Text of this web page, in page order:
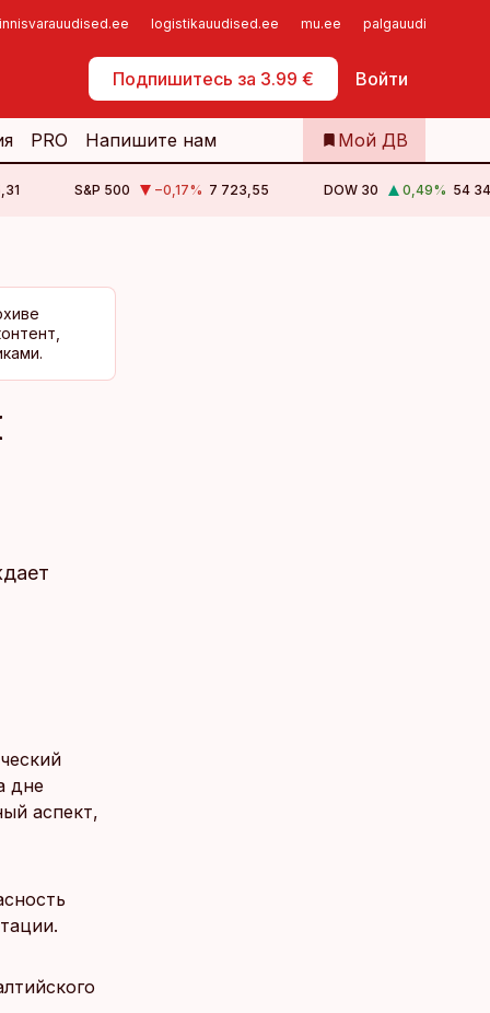
logistikauudised.ee mu.ee palgauudised.ee
Подпишитесь за 3.99 € Войти
Самообслуживание
PRO Напишите нам Мой ДВ
S&P 500 −0,17% 7 723,55 DOW 30 0,49% 54
дне
аспект,